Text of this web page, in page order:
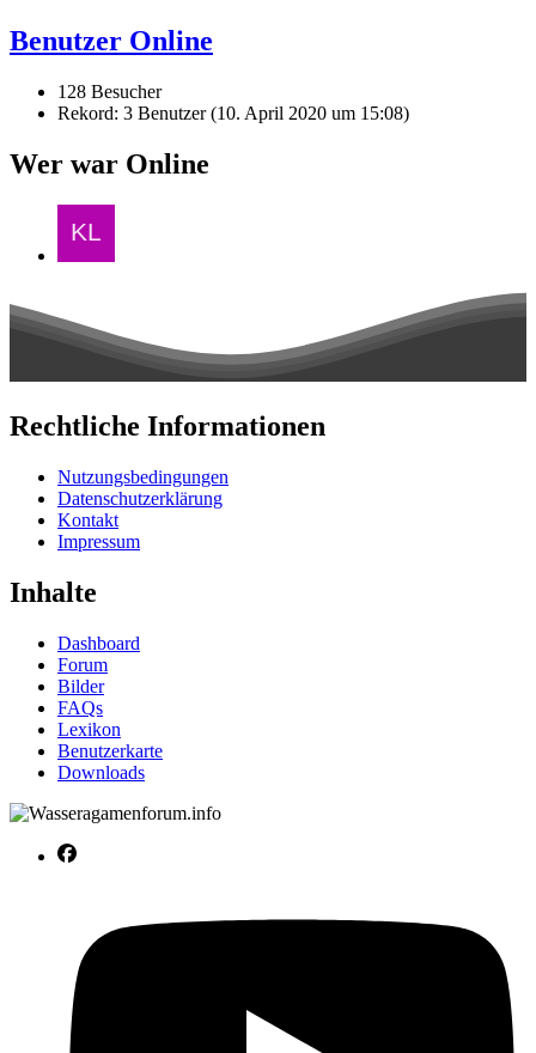
Benutzer Online
128 Besucher
Rekord: 3 Benutzer (10. April 2020 um 15:08)
Wer war Online
Rechtliche Informationen
Nutzungsbedingungen
Datenschutzerklärung
Kontakt
Impressum
Inhalte
Dashboard
Forum
Bilder
FAQs
Lexikon
Benutzerkarte
Downloads